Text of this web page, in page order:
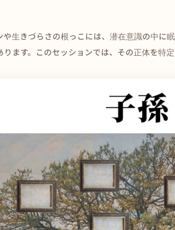
や生きづらさの根っこには、潜在意識の中に
ます。このセッションでは、その正体を特定